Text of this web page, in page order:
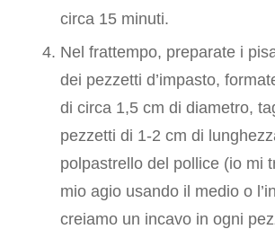
circa 15 minuti.
Nel frattempo, preparate i
dei pezzetti d’impasto,
di circa 1,5 cm di diametro,
pezzetti di 1-2 cm di
polpastrello del pollice (io mi
mio agio usando il medio o
creiamo un incavo in ogni